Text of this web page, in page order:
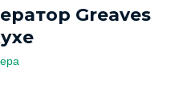
Greaves